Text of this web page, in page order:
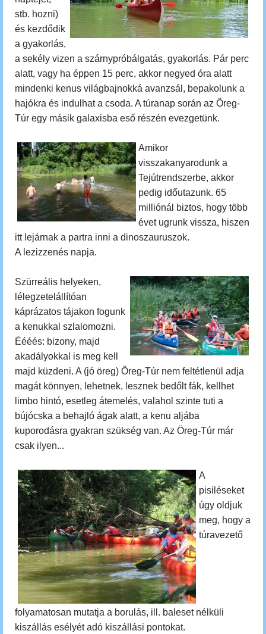
stb. hozni)
és kezdődik
a gyakorlás,
a sekély vizen a szárnypróbálgatás, gyakorlás. Pár perc
alatt, vagy ha éppen 15 perc, akkor negyed óra alatt
mindenki kenus világbajnokká avanzsál, bepakolunk a
hajókra és indulhat a csoda. A túranap során az Öreg-
Túr egy másik galaxisba eső részén evezgetünk.
Amikor
visszakanyarodunk a
Tejútrendszerbe, akkor
pedig időutazunk. 65
milliónál biztos, hogy több
évet ugrunk vissza, hiszen
itt lejárnak a partra inni a dinoszauruszok.
A lezizzenés napja.
Szürreális helyeken,
lélegzetelállítóan
káprázatos tájakon fogunk
a kenukkal szlalomozni.
Éééés: bizony, majd
akadályokkal is meg kell
majd küzdeni. A (jó öreg) Öreg-Túr nem feltétlenül adja
magát könnyen, lehetnek, lesznek bedőlt fák, kellhet
limbo hintó, esetleg átemelés, valahol szinte tuti a
bújócska a behajló ágak alatt, a kenu aljába
kuporodásra gyakran szükség van. Az Öreg-Túr már
csak ilyen...
A
pisiléseket
úgy oldjuk
meg, hogy a
túravezető
folyamatosan mutatja a borulás, ill. baleset nélküli
kiszállás esélyét adó kiszállási pontokat.